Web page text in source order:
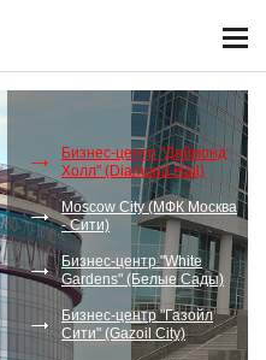
Бизнес-центр "Даймонд
Холл" (Diamond Hall)
Moscow City (МФК Москва
- Сити)
Бизнес-центр "White
Gardens" (Белые Сады)
Бизнес-центр "Газойл
Сити" (Gazoil City)